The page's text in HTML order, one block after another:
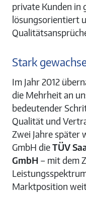
private Kunden in
lösungsorientiert
Stark
Im Jahr 2012
die Mehrheit an
bedeutender
Qualität und
Zwei Jahre später
GmbH dieTÜV
GmbH – mit dem
Marktposition